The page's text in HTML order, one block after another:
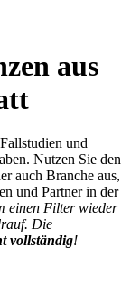
aus
und
Nutzen Sie den
auch Branche aus,
und Partner in der
einen Filter wieder
Die
vollständig!